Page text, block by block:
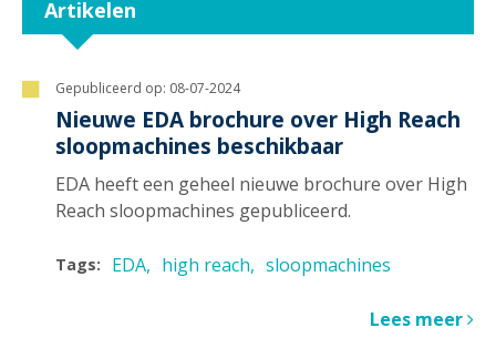
Artikelen
Gepubliceerd op: 08-07-2024
Nieuwe EDA brochure over High Reach
sloopmachines beschikbaar
EDA heeft een geheel nieuwe brochure over High
Reach sloopmachines gepubliceerd.
Tags: EDA high reach sloopmachines
Lees meer